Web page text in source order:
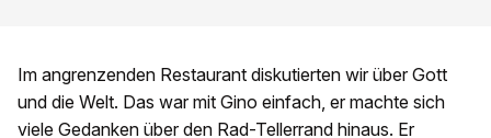
Im angrenzenden Restaurant diskutierten wir über Gott
und die Welt. Das war mit Gino einfach, er machte sich
viele Gedanken über den Rad-Tellerrand hinaus. Er